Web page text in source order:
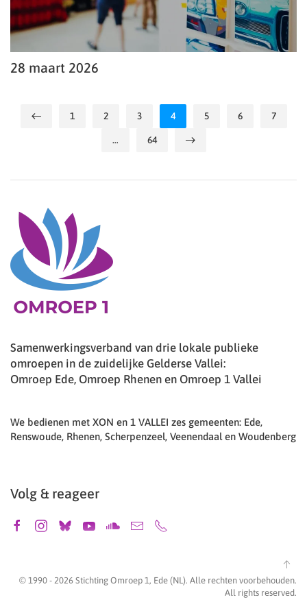
28 maart 2026
1 2 3 4 5 6 7
… 64
Samenwerkingsverband van drie lokale publieke
omroepen in de zuidelijke Gelderse Vallei:
Omroep Ede, Omroep Rhenen en Omroep 1 Vallei
We bedienen met XON en 1 VALLEI zes gemeenten: Ede,
Renswoude, Rhenen, Scherpenzeel, Veenendaal en Woudenberg
Volg & reageer
© 1990 - 2026 Stichting Omroep 1, Ede (NL). Alle rechten voorbehouden.
All rights reserved.